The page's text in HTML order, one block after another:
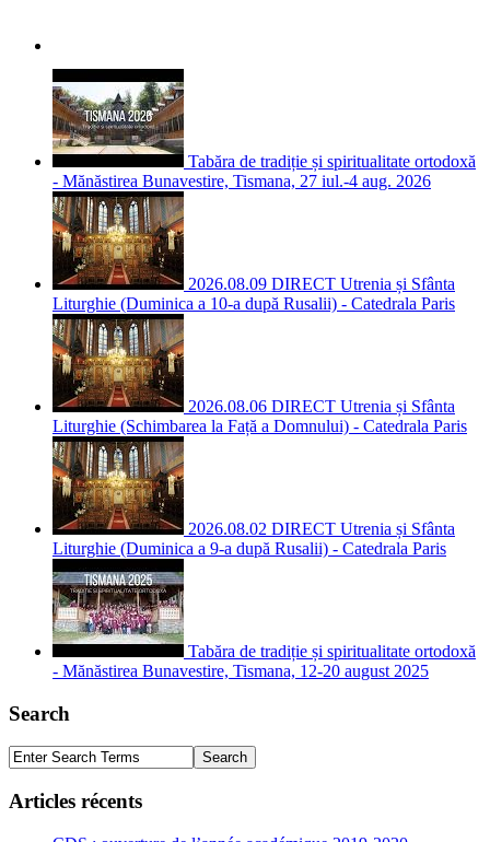
Tabăra de tradiție și spiritualitate ortodoxă
- Mănăstirea Bunavestire, Tismana, 27 iul.-4 aug. 2026
2026.08.09 DIRECT Utrenia și Sfânta
Liturghie (Duminica a 10-a după Rusalii) - Catedrala Paris
2026.08.06 DIRECT Utrenia și Sfânta
Liturghie (Schimbarea la Față a Domnului) - Catedrala Paris
2026.08.02 DIRECT Utrenia și Sfânta
Liturghie (Duminica a 9-a după Rusalii) - Catedrala Paris
Tabăra de tradiție și spiritualitate ortodoxă
- Mănăstirea Bunavestire, Tismana, 12-20 august 2025
Search
Articles récents